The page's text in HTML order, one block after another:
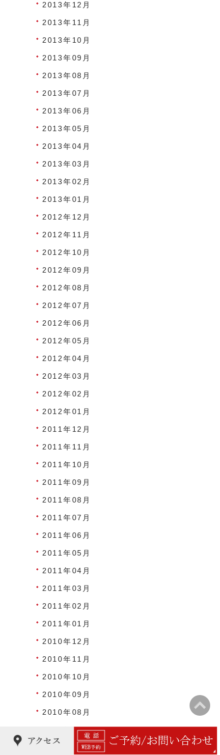
2013年12月
2013年11月
2013年10月
2013年09月
2013年08月
2013年07月
2013年06月
2013年05月
2013年04月
2013年03月
2013年02月
2013年01月
2012年12月
2012年11月
2012年10月
2012年09月
2012年08月
2012年07月
2012年06月
2012年05月
2012年04月
2012年03月
2012年02月
2012年01月
2011年12月
2011年11月
2011年10月
2011年09月
2011年08月
2011年07月
2011年06月
2011年05月
2011年04月
2011年03月
2011年02月
2011年01月
2010年12月
2010年11月
2010年10月
2010年09月
2010年08月
2010年07月
2010年06月